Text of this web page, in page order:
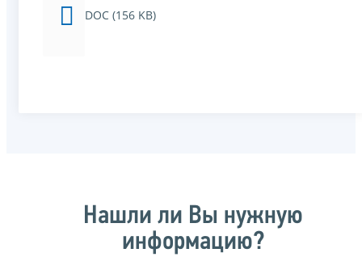
DOC (156 KB)
Нашли ли Вы нужную
информацию?